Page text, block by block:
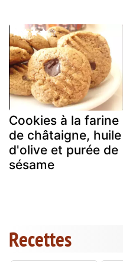
Cookies à la farine
de châtaigne, huile
d'olive et purée de
sésame
Recettes